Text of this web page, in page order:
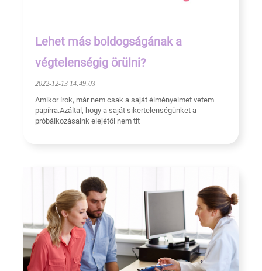
Lehet más boldogságának a
végtelenségig örülni?
2022-12-13 14:49:03
Amikor írok, már nem csak a saját élményeimet vetem
papírra.Azáltal, hogy a saját sikertelenségünket a
próbálkozásaink elejétől nem tit